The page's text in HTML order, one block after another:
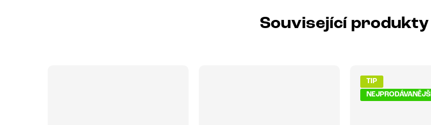
Související produkty
TIP
NEJPRODÁVANĚJŠÍ